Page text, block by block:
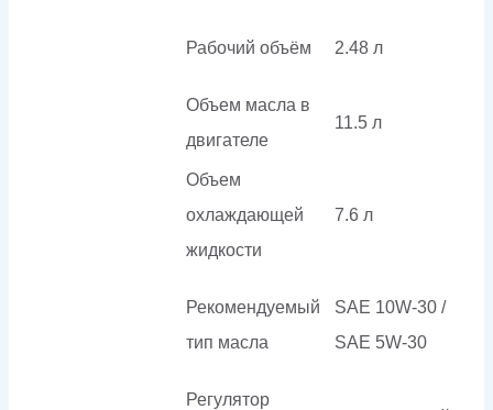
Рабочий объём 2.48 л
Объем масла в
двигателе
11.5 л
Объем
охлаждающей
жидкости
7.6 л
Рекомендуемый
тип масла
SAE 10W-30 /
SAE 5W-30
Регулятор